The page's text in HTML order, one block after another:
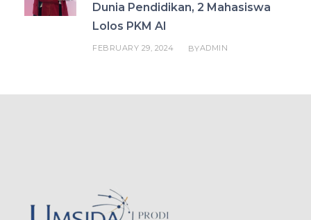
Dunia Pendidikan, 2 Mahasiswa
Lolos PKM AI
FEBRUARY 29, 2024 BYADMIN